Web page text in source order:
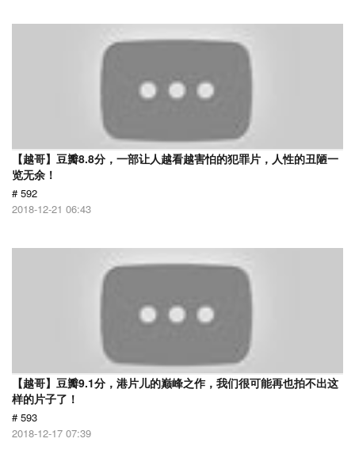
【越哥】豆瓣8.8分，一部让人越看越害怕的犯罪片，人性的丑陋一
览无余！
# 592
2018-12-21 06:43
【越哥】豆瓣9.1分，港片儿的巅峰之作，我们很可能再也拍不出这
样的片子了！
# 593
2018-12-17 07:39